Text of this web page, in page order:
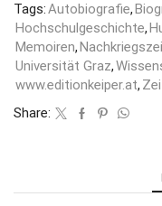
Tags:Autobiografie,
Hochschulgeschichte,
Memoiren,
Universität Graz,
www.editionkeiper.at,
Share: